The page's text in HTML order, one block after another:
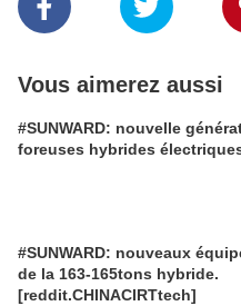
Vous aimerez aussi
#SUNWARD: nouvelle
foreuses hybrides
#SUNWARD: nouveaux
de la 163-165tons hybride.
[reddit.CHINACIRTtech]